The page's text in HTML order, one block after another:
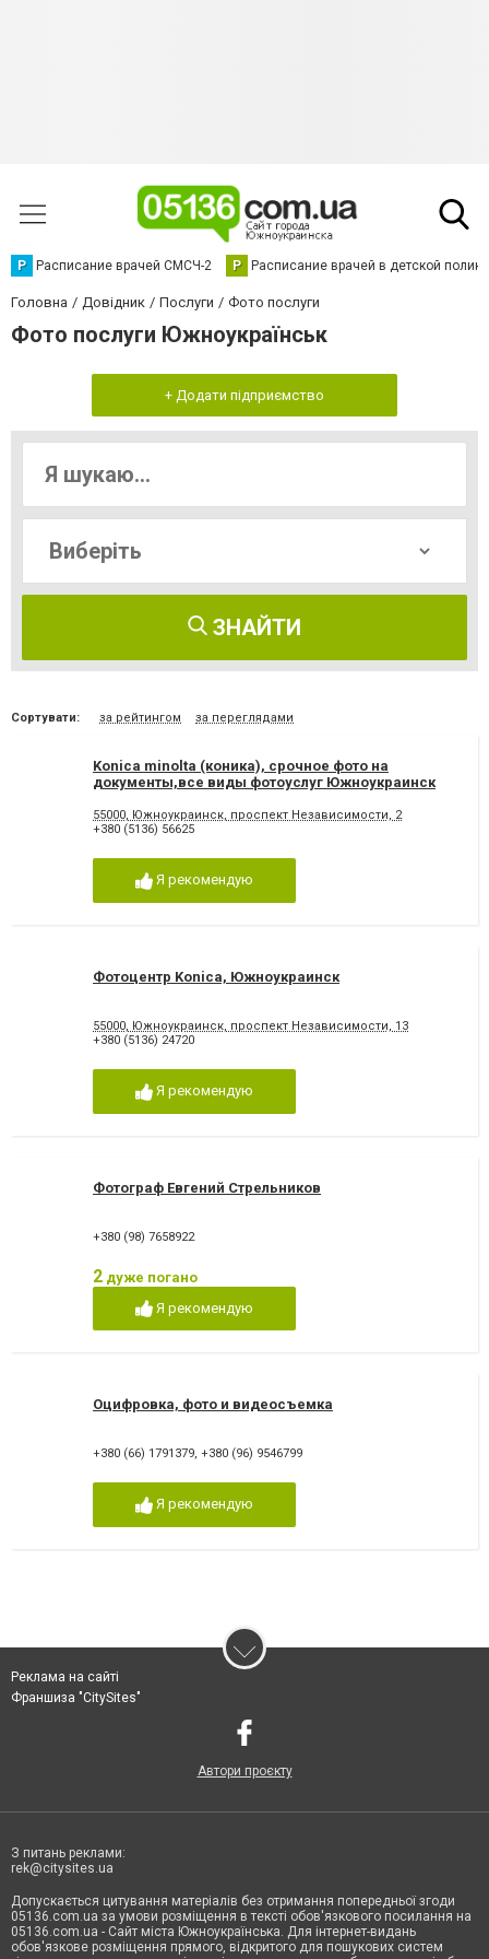
Р Расписание врачей СМСЧ-2 Р Расписание врачей в детской
Головна Довідник Послуги Фото послуги
Фото послуги Южноукраїнськ
+ Додати підприємство
ЗНАЙТИ
Сортувати: за рейтингом за переглядами
Konica minolta (коника), срочное фото на
документы,все виды фотоуслуг Южноукраинск
55000, Южноукраинск, проспект Независимости, 2
+380 (5136) 56625
Я рекомендую
Фотоцентр Konica, Южноукраинск
55000, Южноукраинск, проспект Независимости, 13
+380 (5136) 24720
Я рекомендую
Фотограф Евгений Стрельников
+380 (98) 7658922
2 дуже погано
Я рекомендую
Оцифровка, фото и видеосъемка
+380 (66) 1791379, +380 (96) 9546799
Я рекомендую
Реклама на сайті
Франшиза "CitySites"
Автори проєкту
З питань реклами:
rek@citysites.ua
Допускається цитування матеріалів без отримання попередньої згоди
05136.com.ua за умови розміщення в тексті обов'язкового посилання на
05136.com.ua - Сайт міста Южноукраїнська. Для інтернет-видань
обов'язкове розміщення прямого, відкритого для пошукових систем